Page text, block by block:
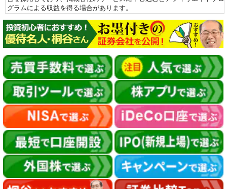
グラムによる収益を得る場合があります。